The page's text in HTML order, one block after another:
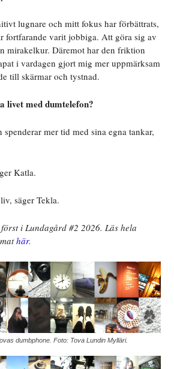
lugnare och mitt fokus har förbättrats,
fortfarande varit jobbiga. Att göra sig av
mirakelkur. Däremot har den friktion
i vardagen gjort mig mer uppmärksam
till skärmar och tystnad.
livet med dumtelefon?
mer tid med sina egna tankar,
Katla.
säger Tekla.
i Lundagård #2 2026. Läs hela
här.
dumbphone. Foto: Tova Lundin Mylläri.